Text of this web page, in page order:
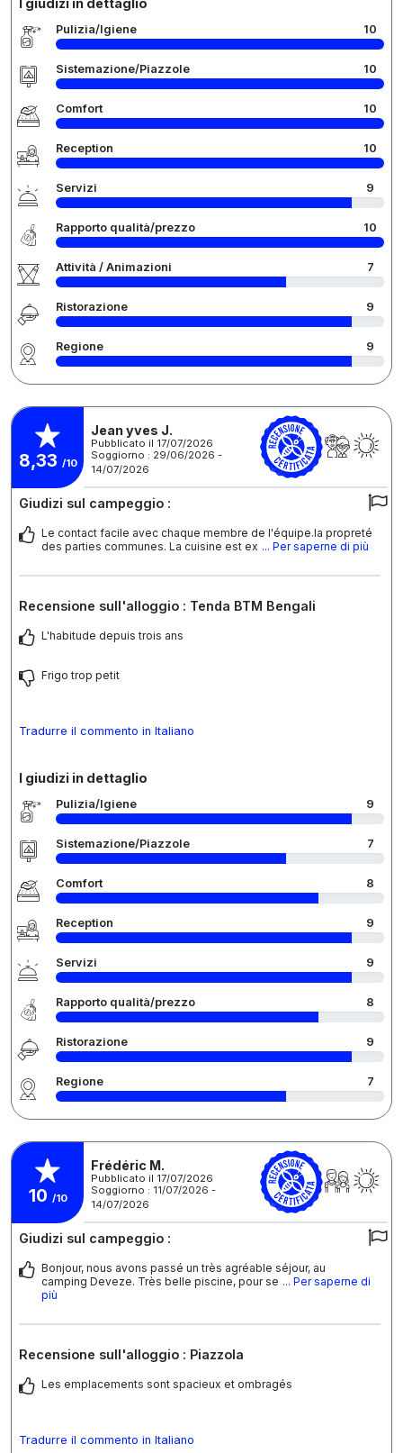
I giudizi in dettaglio
Pulizia/Igiene 10
Sistemazione/Piazzole 10
Comfort 10
Reception 10
Servizi 9
Rapporto qualità/prezzo 10
Attività / Animazioni 7
Ristorazione 9
Regione 9
8,33 /10
Jean yves J.
Pubblicato il 17/07/2026
Soggiorno : 29/06/2026 -
14/07/2026
Giudizi sul campeggio :
Le contact facile avec chaque membre de l'équipe.la propreté
des parties communes. La cuisine est ex ... Per saperne di più
Recensione sull'alloggio : Tenda BTM Bengali
L'habitude depuis trois ans
Frigo trop petit
Tradurre il commento in Italiano
I giudizi in dettaglio
Pulizia/Igiene 9
Sistemazione/Piazzole 7
Comfort 8
Reception 9
Servizi 9
Rapporto qualità/prezzo 8
Ristorazione 9
Regione 7
10 /10
Frédéric M.
Pubblicato il 17/07/2026
Soggiorno : 11/07/2026 -
14/07/2026
Giudizi sul campeggio :
Bonjour, nous avons passé un très agréable séjour, au
camping Deveze. Très belle piscine, pour se ... Per saperne di
più
Recensione sull'alloggio : Piazzola
Les emplacements sont spacieux et ombragés
Tradurre il commento in Italiano